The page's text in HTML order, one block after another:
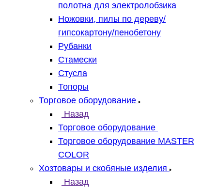
полотна для электролобзика
Ножовки, пилы по дереву/
гипсокартону/пенобетону
Рубанки
Стамески
Стусла
Топоры
Торговое оборудование
Назад
Торговое оборудование
Торговое оборудование MASTER
COLOR
Хозтовары и скобяные изделия
Назад